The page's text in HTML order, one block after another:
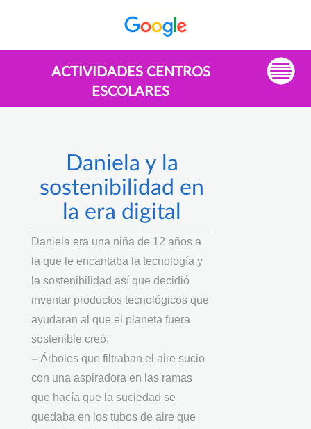
ACTIVIDADES CENTROS
ESCOLARES
Daniela y la
sostenibilidad en
la era digital
Daniela era una niña de 12 años a
la que le encantaba la tecnología y
la sostenibilidad así que decidió
inventar productos tecnológicos que
ayudaran al que el planeta fuera
sostenible creó:
– Árboles que filtraban el aire sucio
con una aspiradora en las ramas
que hacía que la suciedad se
quedaba en los tubos de aire que